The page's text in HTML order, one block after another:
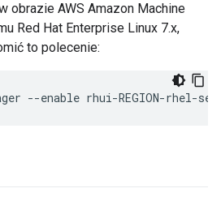
obrazie AWS Amazon Machine
Red Hat Enterprise Linux 7.x,
to polecenie:
--enable rhui-REGION-rhel-